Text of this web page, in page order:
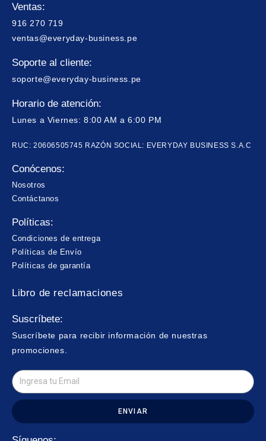
Ventas:
916 270 719
ventas@everyday-business.pe
Soporte al cliente:
soporte@everyday-business.pe
Horario de atención:
Lunes a Viernes: 8:00 AM a 6:00 PM
RUC: 20606505745 RAZÓN SOCIAL: EVERYDAY BUSINESS S.A.C
Conócenos:
Nosotros
Contáctanos
Políticas:
Condiciones de entrega
Políticas de Envío
Políticas de garantía
Libro de reclamaciones
Suscríbete:
Suscríbete para recibir información de nuestras
promociones.
ENVIAR